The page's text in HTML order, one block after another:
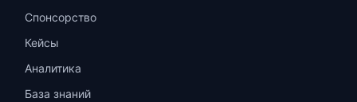
Спонсорство
Кейсы
Аналитика
База знаний